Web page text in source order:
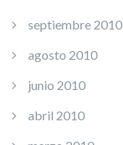
septiembre 2010
agosto 2010
junio 2010
abril 2010